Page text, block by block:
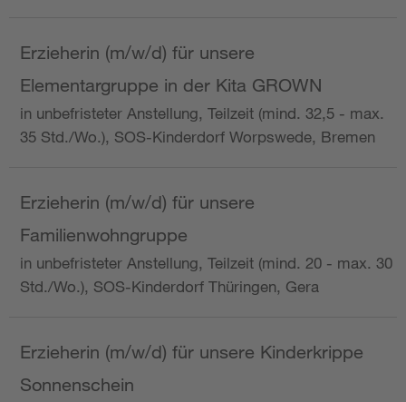
Erzieherin (m/w/d) für unsere
Elementargruppe in der Kita GROWN
in unbefristeter Anstellung, Teilzeit (mind. 32,5 - max.
35 Std./Wo.), SOS-Kinderdorf Worpswede, Bremen
Erzieherin (m/w/d) für unsere
Familienwohngruppe
in unbefristeter Anstellung, Teilzeit (mind. 20 - max. 30
Std./Wo.), SOS-Kinderdorf Thüringen, Gera
Erzieherin (m/w/d) für unsere Kinderkrippe
Sonnenschein